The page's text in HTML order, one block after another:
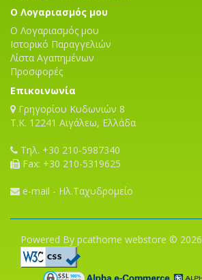
Ο Λογαριασμός μου
Ο Λογαριασμός μου
Ιστορικό Παραγγελιών
Λίστα Αγαπημένων
Προσφορές
Επικοινωνία
Γρηγορίου Κυδωνιών 8
T.K. 12241 Αιγάλεω, Ελλάδα
Τηλ. +30 210-5987340
Fax: +30 210-5319625
e-mail - Ηλ.Ταχυδρομείο
Powered By pcathome webstore © 2026